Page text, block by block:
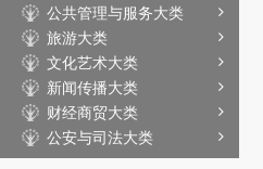
公共管理与服务大类
旅游大类
文化艺术大类
新闻传播大类
财经商贸大类
公安与司法大类